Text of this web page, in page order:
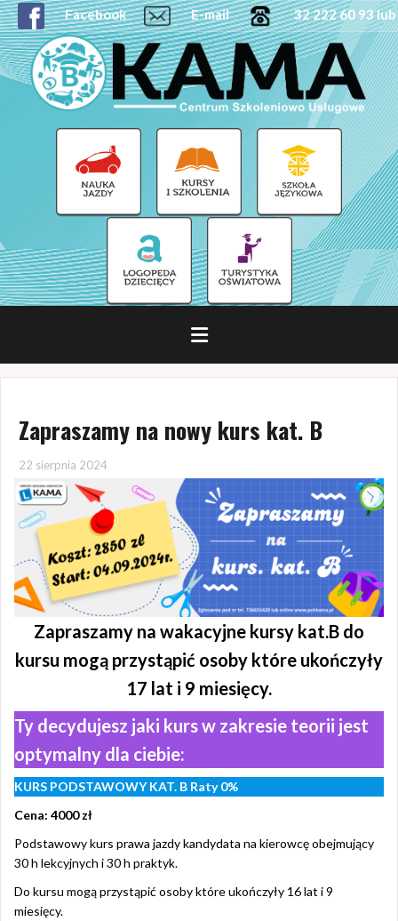
Facebook E-mail 32 222 60 93
Zapraszamy na nowy kurs kat. B
22 sierpnia 2024
Zapraszamy na wakacyjne kursy kat.B do
kursu mogą przystąpić osoby które ukończyły
17 lat i 9 miesięcy.
Ty decydujesz jaki kurs w zakresie teorii jest
optymalny dla ciebie:
KURS PODSTAWOWY KAT. B Raty 0%
Cena: 4000 zł
Podstawowy kurs prawa jazdy kandydata na kierowcę obejmujący
30 h lekcyjnych i 30 h praktyk.
Do kursu mogą przystąpić osoby które ukończyły 16 lat i 9
miesięcy.